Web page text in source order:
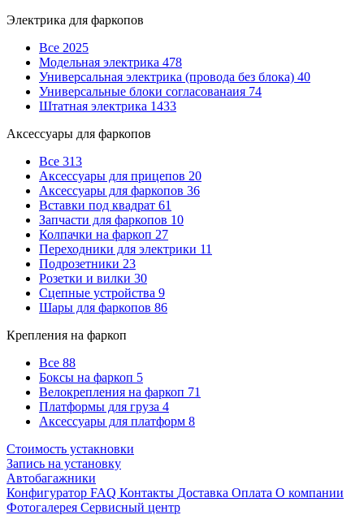
Электрика для фаркопов
Все 2025
Модельная электрика 478
Универсальная электрика (провода без блока) 40
Универсальные блоки согласованаия 74
Штатная электрика 1433
Аксессуары для фаркопов
Все 313
Аксессуары для прицепов 20
Аксессуары для фаркопов 36
Вставки под квадрат 61
Запчасти для фаркопов 10
Колпачки на фаркоп 27
Переходники для электрики 11
Подрозетники 23
Розетки и вилки 30
Сцепные устройства 9
Шары для фаркопов 86
Крепления на фаркоп
Все 88
Боксы на фаркоп 5
Велокрепления на фаркоп 71
Платформы для груза 4
Аксессуары для платформ 8
Стоимость устакновки
Запись на установку
Автобагажники
Конфигуратор FAQ Контакты Доставка Оплата О компании
Фотогалерея Сервисный центр